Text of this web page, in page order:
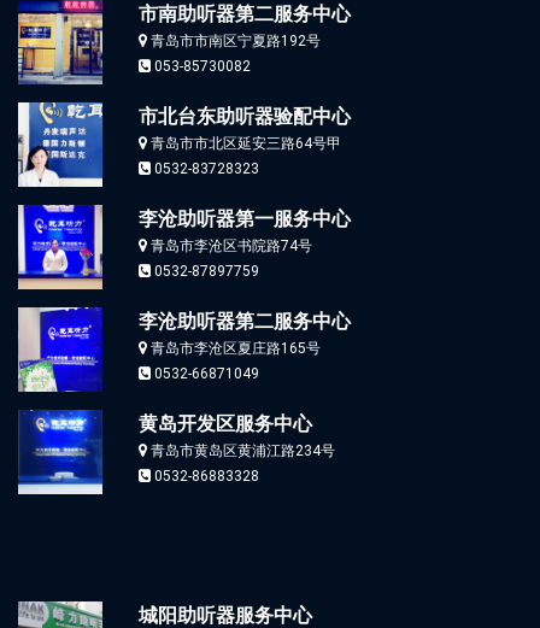
市南助听器第二服务中心
青岛市市南区宁夏路192号
053-85730082
市北台东助听器验配中心
青岛市市北区延安三路64号甲
0532-83728323
李沧助听器第一服务中心
青岛市李沧区书院路74号
0532-87897759
李沧助听器第二服务中心
青岛市李沧区夏庄路165号
0532-66871049
黄岛开发区服务中心
青岛市黄岛区黄浦江路234号
0532-86883328
城阳助听器服务中心